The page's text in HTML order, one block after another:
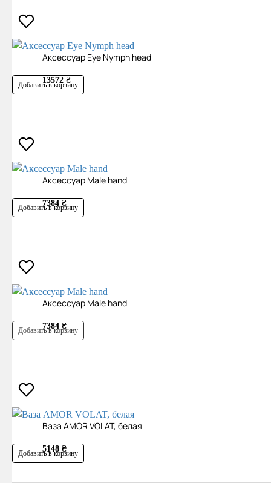
Аксесcуар Eye Nymph head
13572 ₴
Добавить в корзину
Аксесcуар Male hand
7384 ₴
Добавить в корзину
Аксесcуар Male hand
7384 ₴
Добавить в корзину
Ваза AMOR VOLAT, белая
5148 ₴
Добавить в корзину